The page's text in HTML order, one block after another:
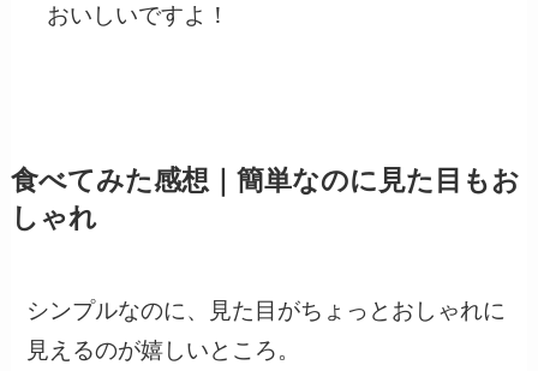
おいしいですよ！
食べてみた感想｜簡単なのに見た目もお
しゃれ
シンプルなのに、見た目がちょっとおしゃれに
見えるのが嬉しいところ。